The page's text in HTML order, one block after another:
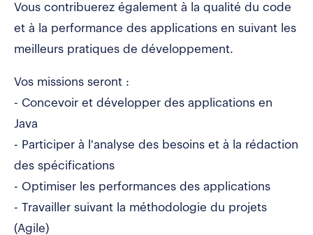
Vous contribuerez également à la qualité du code
et à la performance des applications en suivant les
meilleurs pratiques de développement.
Vos missions seront :
- Concevoir et développer des applications en
Java
- Participer à l'analyse des besoins et à la rédaction
des spécifications
- Optimiser les performances des applications
- Travailler suivant la méthodologie du projets
(Agile)